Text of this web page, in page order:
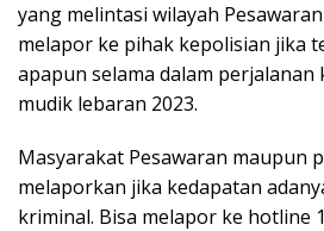
yang melintasi wilayah
melapor ke pihak kepolisian jika
apapun selama dalam perjalanan
mudik lebaran 2023.
Masyarakat Pesawaran maupun
melaporkan jika kedapatan
kriminal. Bisa melapor ke hotline